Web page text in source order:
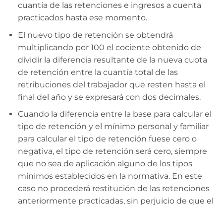
cuantía de las retenciones e ingresos a cuenta
practicados hasta ese momento.
El nuevo tipo de retención se obtendrá
multiplicando por 100 el cociente obtenido de
dividir la diferencia resultante de la nueva cuota
de retención entre la cuantía total de las
retribuciones del trabajador que resten hasta el
final del año y se expresará con dos decimales.
Cuando la diferencia entre la base para calcular el
tipo de retención y el mínimo personal y familiar
para calcular el tipo de retención fuese cero o
negativa, el tipo de retención será cero, siempre
que no sea de aplicación alguno de los tipos
mínimos establecidos en la normativa. En este
caso no procederá restitución de las retenciones
anteriormente practicadas, sin perjuicio de que el